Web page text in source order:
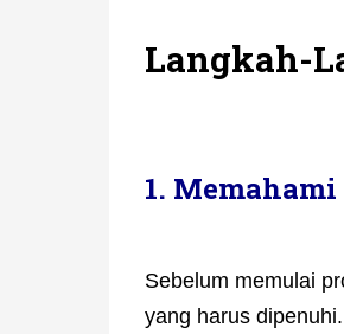
Langkah-
1.
Sebelum memulai
yang harus dipenuhi.